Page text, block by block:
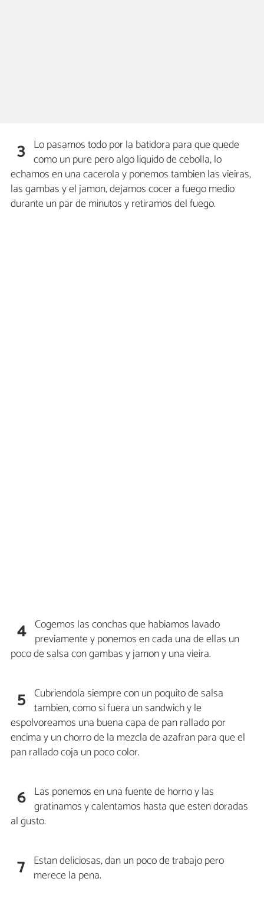
3 Lo pasamos todo por la batidora para que quede
como un pure pero algo liquido de cebolla, lo
echamos en una cacerola y ponemos tambien las vieiras,
las gambas y el jamon, dejamos cocer a fuego medio
durante un par de minutos y retiramos del fuego.
4 Cogemos las conchas que habiamos lavado
previamente y ponemos en cada una de ellas un
poco de salsa con gambas y jamon y una vieira.
5 Cubriendola siempre con un poquito de salsa
tambien, como si fuera un sandwich y le
espolvoreamos una buena capa de pan rallado por
encima y un chorro de la mezcla de azafran para que el
pan rallado coja un poco color.
6 Las ponemos en una fuente de horno y las
gratinamos y calentamos hasta que esten doradas
al gusto.
7 Estan deliciosas, dan un poco de trabajo pero
merece la pena.